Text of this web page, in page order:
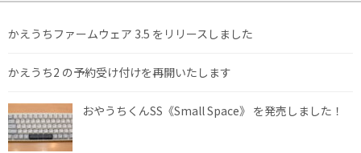
かえうちファームウェア 3.5 をリリースしました
かえうち2 の予約受け付けを再開いたします
おやうちくんSS《Small Space》 を発売しました！